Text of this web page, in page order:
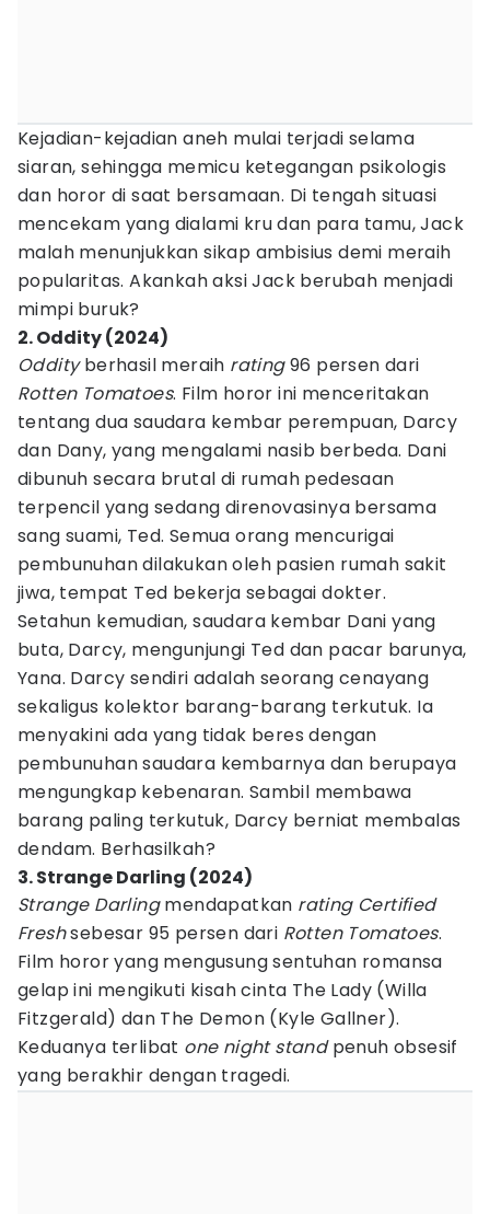
Kejadian-kejadian aneh mulai terjadi selama
siaran, sehingga memicu ketegangan psikologis
dan horor di saat bersamaan. Di tengah situasi
mencekam yang dialami kru dan para tamu, Jack
malah menunjukkan sikap ambisius demi meraih
popularitas. Akankah aksi Jack berubah menjadi
mimpi buruk?
2. Oddity (2024)
Oddityberhasil meraih rating96 persen dari
Rotten Tomatoes. Film horor ini menceritakan
tentang dua saudara kembar perempuan, Darcy
dan Dany, yang mengalami nasib berbeda. Dani
dibunuh secara brutal di rumah pedesaan
terpencil yang sedang direnovasinya bersama
sang suami, Ted. Semua orang mencurigai
pembunuhan dilakukan oleh pasien rumah sakit
jiwa, tempat Ted bekerja sebagai dokter.
Setahun kemudian, saudara kembar Dani yang
buta, Darcy, mengunjungi Ted dan pacar barunya,
Yana. Darcy sendiri adalah seorang cenayang
sekaligus kolektor barang-barang terkutuk. Ia
menyakini ada yang tidak beres dengan
pembunuhan saudara kembarnya dan berupaya
mengungkap kebenaran. Sambil membawa
barang paling terkutuk, Darcy berniat membalas
dendam. Berhasilkah?
3. Strange Darling (2024)
Strange Darlingmendapatkan rating Certified
Freshsebesar 95 persen dari Rotten Tomatoes.
Film horor yang mengusung sentuhan romansa
gelap ini mengikuti kisah cinta The Lady (Willa
Fitzgerald) dan The Demon (Kyle Gallner).
Keduanya terlibat one night standpenuh obsesif
yang berakhir dengan tragedi.